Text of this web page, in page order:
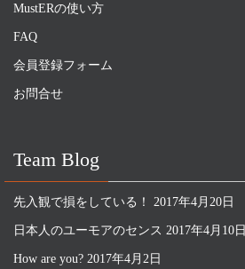
MustERの使い方
FAQ
会員登録フォーム
お問合せ
Team Blog
先入観で損をしている！ 2017年4月20日
日本人のユーモアのセンス 2017年4月10日
How are you? 2017年4月2日